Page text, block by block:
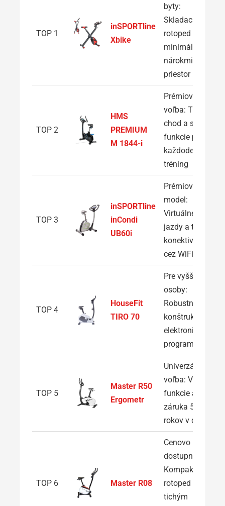
TOP 1
inSPORTline
Xbike
byty:
Skladací
rotoped s
minimálnymi
nárokmi na
priestor
TOP 2
HMS
PREMIUM
M 1844-i
Prémiová
voľba: Tichý
chod a smart
funkcie pre
každodenný
tréning
TOP 3
inSPORTline
inCondi
UB60i
Prémiový
model:
Virtuálne
jazdy a top
konektivita
cez WiFi
TOP 4
HouseFit
TIRO 70
Pre vyššie
osoby:
Robustná
konštrukcia a
elektronické
programy
TOP 5
Master R50
Ergometr
Univerzálna
voľba: Výkon,
funkcie a
záruka 5
rokov v cene
TOP 6 Master R08
Cenovo
dostupný:
Kompaktný
rotoped s
tichým